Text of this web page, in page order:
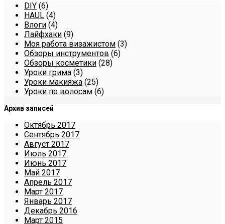
DIY (6)
HAUL (4)
Влоги (4)
Лайфхаки (9)
Моя работа визажистом (3)
Обзоры инструментов (6)
Обзоры косметики (28)
Уроки грима (3)
Уроки макияжа (25)
Уроки по волосам (6)
Архив записей
Октябрь 2017
Сентябрь 2017
Август 2017
Июль 2017
Июнь 2017
Май 2017
Апрель 2017
Март 2017
Январь 2017
Декабрь 2016
Март 2015